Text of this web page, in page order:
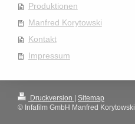
Produktionen
Manfred Korytowski
Kontakt
Impressum
Druckversion | Sitemap
© Infafilm GmbH Manfred Korytowski